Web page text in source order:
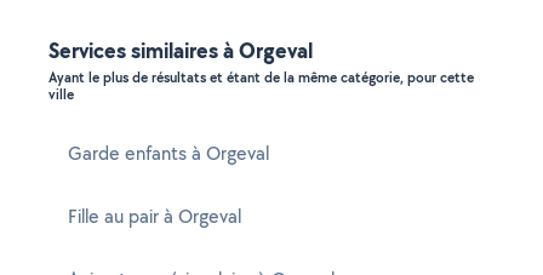
Services similaires à Orgeval
Ayant le plus de résultats et étant de la même catégorie, pour cette
ville
Garde enfants à Orgeval
Fille au pair à Orgeval